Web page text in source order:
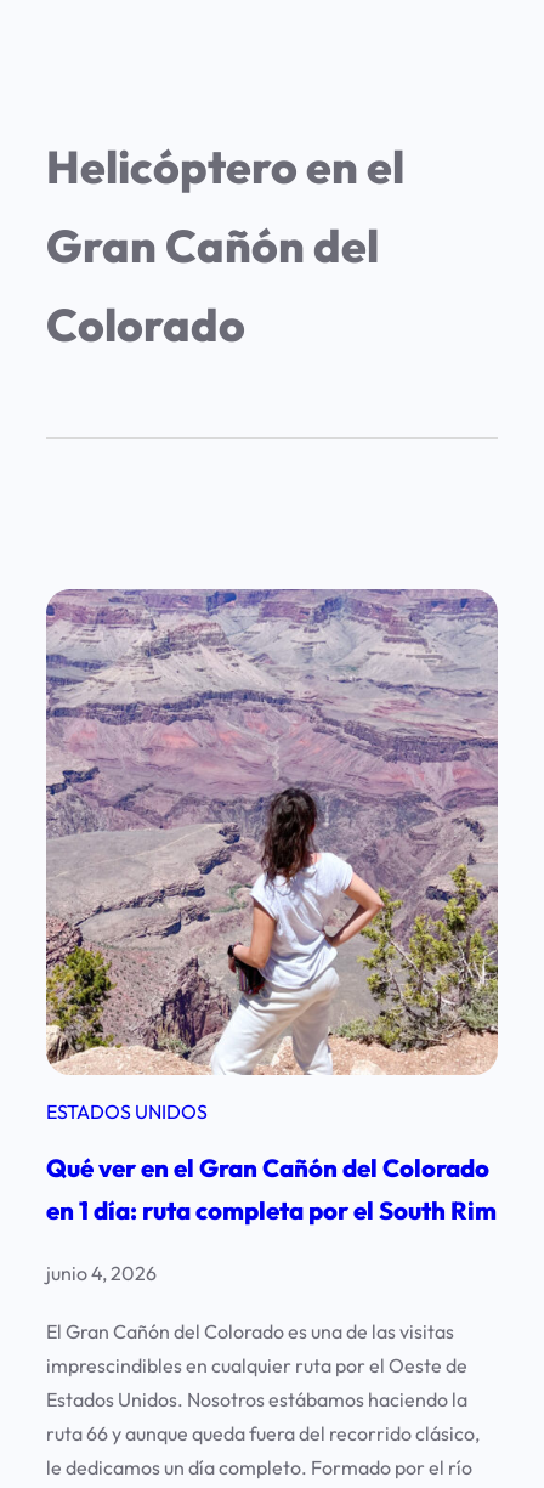
Helicóptero en el
Gran Cañón del
Colorado
ESTADOS UNIDOS
Qué ver en el Gran Cañón del Colorado
en 1 día: ruta completa por el South Rim
junio 4, 2026
El Gran Cañón del Colorado es una de las visitas
imprescindibles en cualquier ruta por el Oeste de
Estados Unidos. Nosotros estábamos haciendo la
ruta 66 y aunque queda fuera del recorrido clásico,
le dedicamos un día completo. Formado por el río